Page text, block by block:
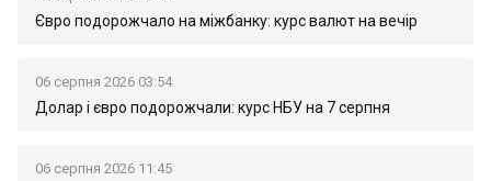
Євро подорожчало на міжбанку: курс валют на вечір
06 серпня 2026 03:54
Долар і євро подорожчали: курс НБУ на 7 серпня
06 серпня 2026 11:45